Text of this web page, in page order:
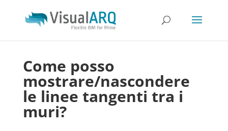
Come posso
mostrare/nascondere
le linee tangenti tra i
muri?